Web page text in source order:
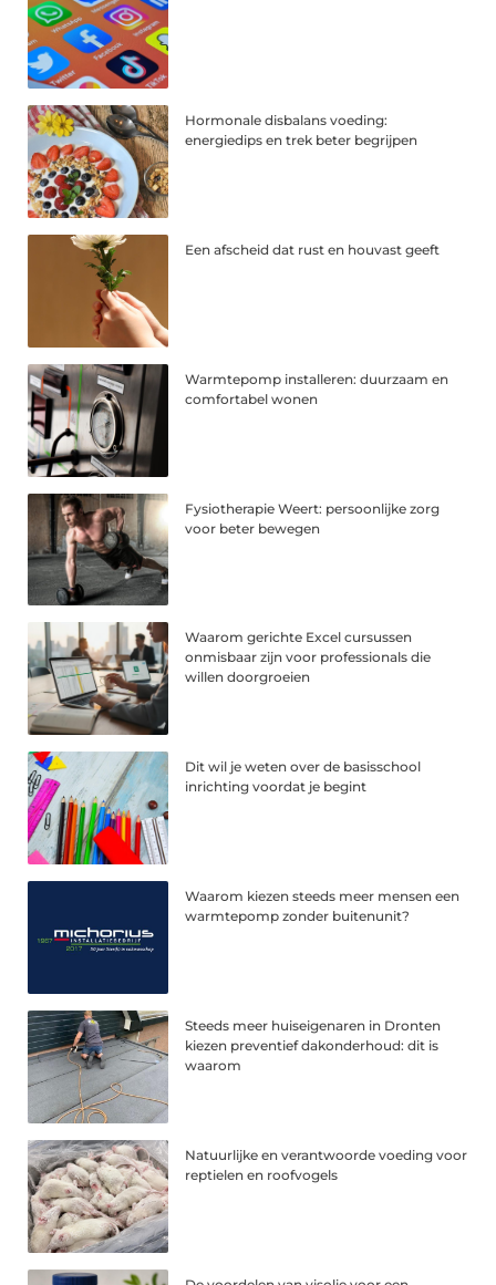
Hormonale disbalans voeding:
energiedips en trek beter begrijpen
Een afscheid dat rust en houvast geeft
Warmtepomp installeren: duurzaam en
comfortabel wonen
Fysiotherapie Weert: persoonlijke zorg
voor beter bewegen
Waarom gerichte Excel cursussen
onmisbaar zijn voor professionals die
willen doorgroeien
Dit wil je weten over de basisschool
inrichting voordat je begint
Waarom kiezen steeds meer mensen een
warmtepomp zonder buitenunit?
Steeds meer huiseigenaren in Dronten
kiezen preventief dakonderhoud: dit is
waarom
Natuurlijke en verantwoorde voeding voor
reptielen en roofvogels